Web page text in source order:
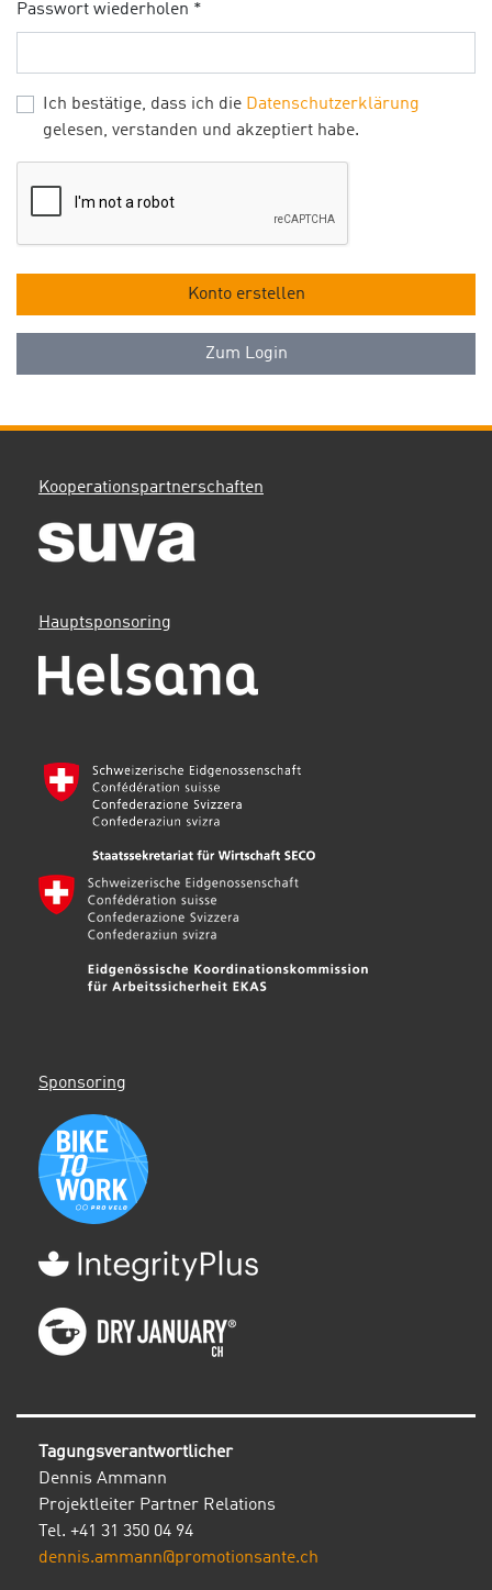
Passwort wiederholen *
Ich bestätige, dass ich die Datenschutzerklärung
gelesen, verstanden und akzeptiert habe.
Zum Login
Konto erstellen
Kooperationspartnerschaften
Hauptsponsoring
Sponsoring
Tagungsverantwortlicher
Dennis Ammann
Projektleiter Partner Relations
Tel. +41 31 350 04 94
dennis.ammann@promotionsante.ch